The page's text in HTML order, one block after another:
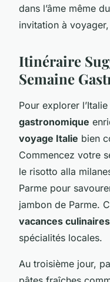
dans l’âme même
invitation à
Itinéraire
Semaine
Pour explorer
gastronomique
voyage Italie bien
Commencez votre
le risotto alla
Parme pour
jambon de Parme.
vacances culinaires
spécialités locales.
Au troisième jour,